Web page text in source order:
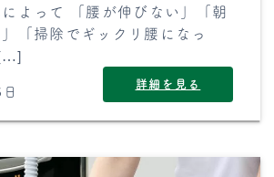
よって 「腰が伸びない」「朝
「掃除でギックリ腰になっ
詳細を見る